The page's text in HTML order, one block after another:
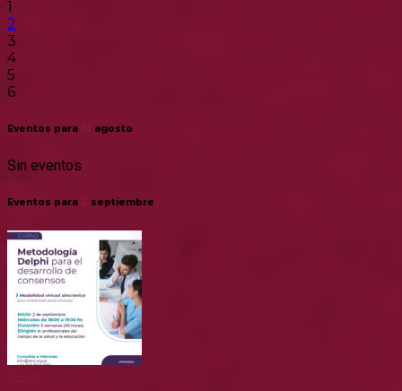
1
2
3
4
5
6
Eventos para agosto
Sin eventos
Eventos para septiembre